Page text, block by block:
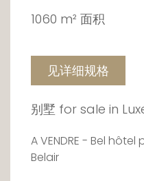
1060 m² 面积
见详细规格
别墅 for sale in
A VENDRE - Bel
Belair